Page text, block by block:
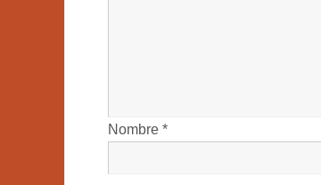
Nombre *